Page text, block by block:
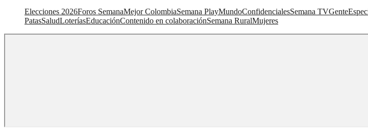
Elecciones 2026Foros SemanaMejor ColombiaSemana PlayMundoConfidencialesSemana TVGente
PatasSaludLoteríasEducaciónContenido en colaboraciónSemana RuralMujeres